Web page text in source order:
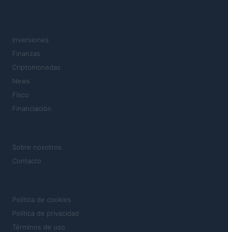
Inversiones
Finanzas
Criptomonedas
News
Fisco
Financiación
Sobre nosotros
Contacto
Política de cookies
Política de privacidad
Términos de uso